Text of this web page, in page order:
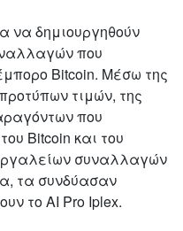
να δημιουργηθούν
που
Bitcoin. Μέσω της
τιμών, της
που
Bitcoin και του
συναλλαγών
τα συνδύασαν
το AI Pro Iplex.